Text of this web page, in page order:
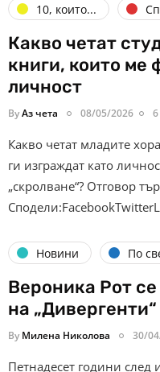
10, които...
Какво четат
книги, които ме
личност
ByАз чета 08/05/2026
Какво четат младите
ги изграждат като
„скролване“? Отговор
Новини По
Вероника Рот
на
By Милена Николова 30/
Петнадесет години след